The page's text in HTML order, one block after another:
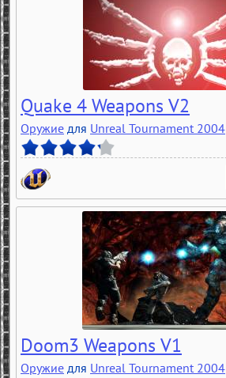
Quake 4 Weapons V2
Оружие для Unreal Tournament 2004
Doom3 Weapons V1
Оружие для Unreal Tournament 2004